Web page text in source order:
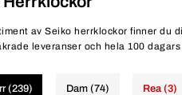
av Seiko herrklockor finner du
leveranser och hela 100
(239) Dam (74) Rea (3)